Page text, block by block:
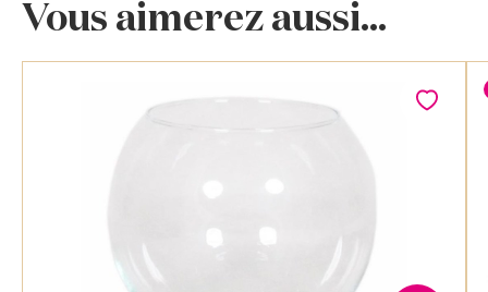
Vous aimerez aussi...